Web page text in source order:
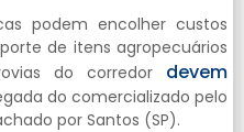
podem encolher custos
de itens agropecuários
do corredor devem
do comercializado pelo
por Santos (SP).